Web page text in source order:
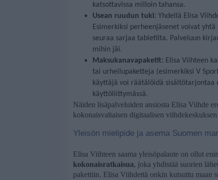
katsottavissa milloin tahansa.
Usean ruudun tuki: Yhdellä Elisa
Esimerkiksi perheenjäsenet voivat
seuraa sarjaa tabletilta. Palveluun
mihin jäi.
Maksukanavapaketit: Elisa Viihteen
tai urheilupaketteja (esimerkiksi V
käyttäjä voi räätälöidä sisältötarjontaa
käyttöliittymässä.
Näiden lisäpalveluiden ansiosta Elisa Viihde
kokonaisvaltaisen digitaalisen
Yleisön mielipide ja asema Suomen
Elisa Viihteen saama yleisöpalaute on ollut
kokonaisratkaisua, joka yhdistää suorien
pakettiin. Elisa Viihdettä onkin kutsuttu maan